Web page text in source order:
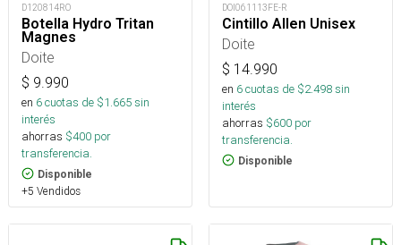
D120814RO
Botella Hydro Tritan
Magnes
Doite
$ 9.990
en 6cuotas de $1.665sin
interés
ahorras $400 por
transferencia.
Disponible
+5 Vendidos
DOI061113FE-R
Cintillo Allen Unisex
Doite
$ 14.990
en 6cuotas de $2.498sin
interés
ahorras $600 por
transferencia.
Disponible